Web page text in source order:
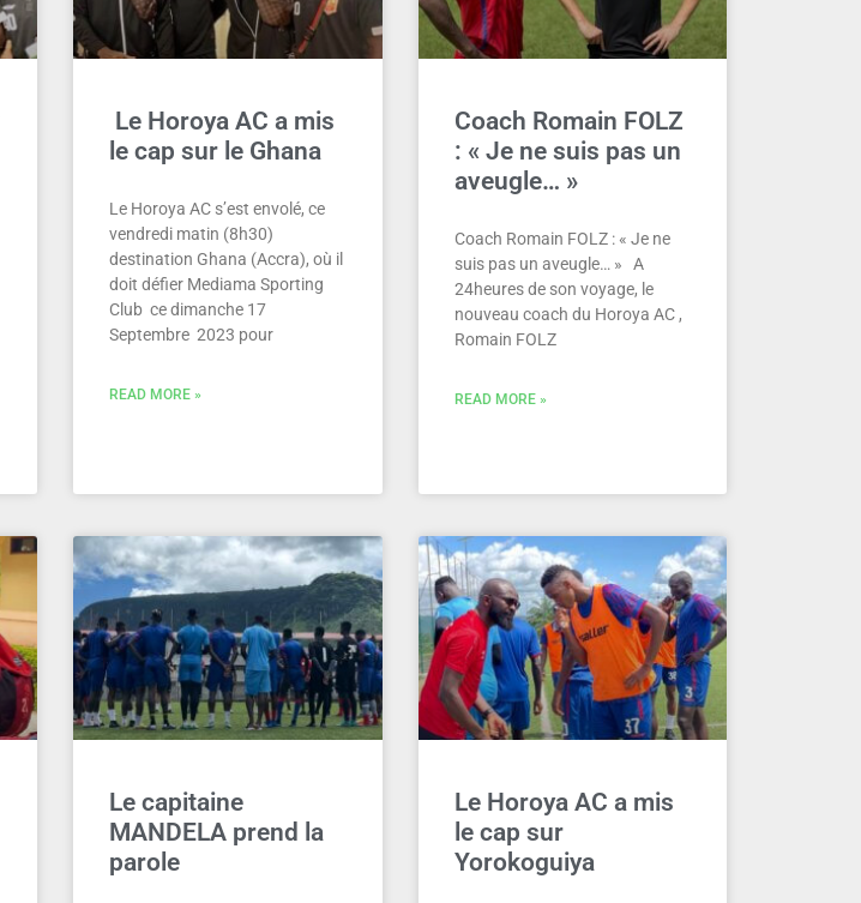
Le Horoya AC a mis
le cap sur le Ghana
Le Horoya AC s’est envolé, ce
vendredi matin (8h30)
destination Ghana (Accra), où il
doit défier Mediama Sporting
Club ce dimanche 17
Septembre 2023 pour
READ MORE »
Coach Romain FOLZ
: « Je ne suis pas un
aveugle… »
Coach Romain FOLZ : « Je ne
suis pas un aveugle… » A
24heures de son voyage, le
nouveau coach du Horoya AC ,
Romain FOLZ
READ MORE »
Le capitaine
MANDELA prend la
parole
Le Horoya AC a mis
le cap sur
Yorokoguiya